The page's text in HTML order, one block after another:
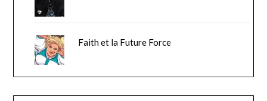
Faith et la Future Force